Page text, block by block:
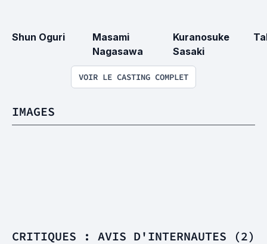
Shun Oguri
Masami
Nagasawa
Kuranosuke
Sasaki
VOIR LE CASTING COMPLET
IMAGES
CRITIQUES : AVIS D'INTERNAUTES (2)